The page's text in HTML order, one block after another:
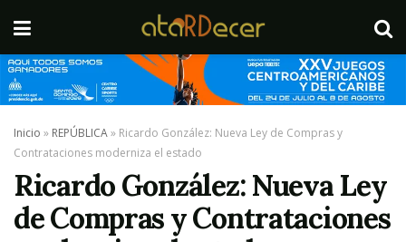
Inicio » REPÚBLICA» Ricardo González: Nueva Ley de Compras y
Contrataciones moderniza el estado
Ricardo González: Nueva Ley
de Compras y Contrataciones